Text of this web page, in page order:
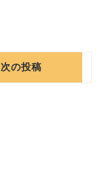
次の投稿